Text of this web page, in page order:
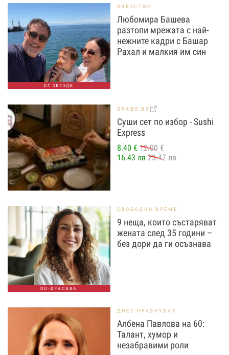
БГ ЗВЕЗДИ
ИЗВЕСТНИ
Любомира Башева
разтопи мрежата с най-
нежните кадри с Башар
Рахал и малкия им син
GRABO.BG
Суши сет по избор - Sushi
Express
8.40 € 12.00 €
16.43 лв 23.47 лв
ПО-КРАСИВА
СВОБОДНО ВРЕМЕ
9 неща, които състаряват
жената след 35 години –
без дори да ги осъзнава
ДНЕС ПРАЗНУВАТ
Албена Павлова на 60:
Талант, хумор и
незабравими роли